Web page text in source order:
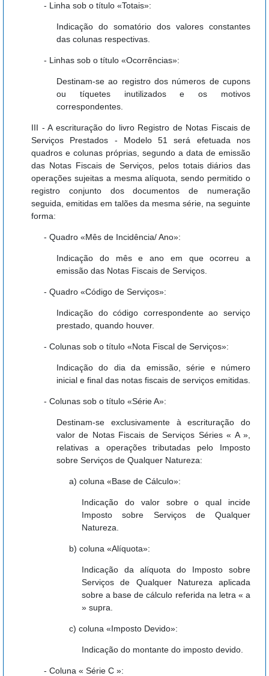
- Linha sob o título «Totais»:
Indicação do somatório dos valores constantes
das colunas respectivas.
- Linhas sob o título «Ocorrências»:
Destinam-se ao registro dos números de cupons
ou tíquetes inutilizados e os motivos
correspondentes.
III - A escrituração do livro Registro de Notas Fiscais de
Serviços Prestados - Modelo 51 será efetuada nos
quadros e colunas próprias, segundo a data de emissão
das Notas Fiscais de Serviços, pelos totais diários das
operações sujeitas a mesma alíquota, sendo permitido o
registro conjunto dos documentos de numeração
seguida, emitidas em talões da mesma série, na seguinte
forma:
- Quadro «Mês de Incidência/ Ano»:
Indicação do mês e ano em que ocorreu a
emissão das Notas Fiscais de Serviços.
- Quadro «Código de Serviços»:
Indicação do código correspondente ao serviço
prestado, quando houver.
- Colunas sob o título «Nota Fiscal de Serviços»:
Indicação do dia da emissão, série e número
inicial e final das notas fiscais de serviços emitidas.
- Colunas sob o título «Série A»:
Destinam-se exclusivamente à escrituração do
valor de Notas Fiscais de Serviços Séries « A »,
relativas a operações tributadas pelo Imposto
sobre Serviços de Qualquer Natureza:
a) coluna «Base de Cálculo»:
Indicação do valor sobre o qual incide
Imposto sobre Serviços de Qualquer
Natureza.
b) coluna «Alíquota»:
Indicação da alíquota do Imposto sobre
Serviços de Qualquer Natureza aplicada
sobre a base de cálculo referida na letra « a
» supra.
c) coluna «Imposto Devido»:
Indicação do montante do imposto devido.
- Coluna « Série C »: